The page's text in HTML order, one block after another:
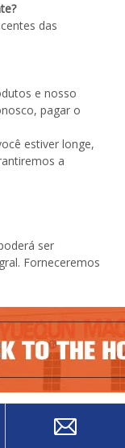
das
e nosso
pagar o
estiver longe,
a
ser
Forneceremos